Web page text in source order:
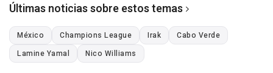
Últimas noticias sobre estos temas
México Champions League Irak
Cabo Verde
Lamine Yamal
Nico Williams